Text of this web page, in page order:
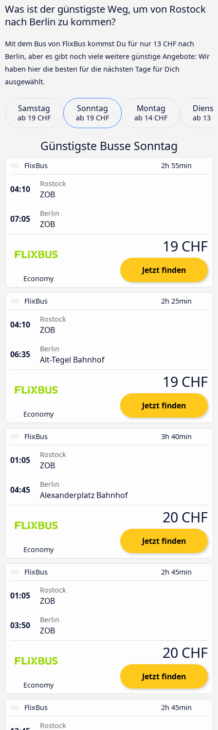
Was ist der günstigste Weg, um von Rostock
nach Berlin zu kommen?
Mit dem Bus von FlixBus kommst Du für nur 13 CHF nach
Berlin, aber es gibt noch viele weitere günstige Angebote: Wir
haben hier die besten für die nächsten Tage für Dich
ausgewählt.
Samstag
ab 19 CHF
Sonntag
ab 19 CHF
Montag
ab 14 CHF ab 13
Günstigste Busse Sonntag
FlixBus 2h 55min
04:10
Rostock
ZOB
07:05
Berlin
ZOB
Economy
19 CHF
Jetzt finden
FlixBus 2h 25min
04:10
Rostock
ZOB
06:35
Berlin
Alt-Tegel Bahnhof
Economy
19 CHF
Jetzt finden
FlixBus 3h 40min
01:05
Rostock
ZOB
04:45
Berlin
Alexanderplatz Bahnhof
Economy
20 CHF
Jetzt finden
FlixBus 2h 45min
01:05
Rostock
ZOB
03:50
Berlin
ZOB
Economy
20 CHF
Jetzt finden
FlixBus 2h 45min
Rostock